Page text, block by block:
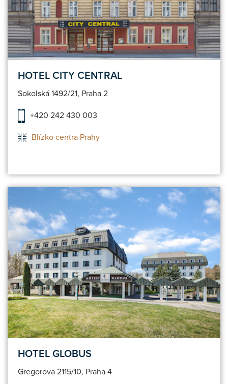
HOTEL CITY CENTRAL
Sokolská 1492/21, Praha 2
+420 242 430 003
Blízko centra Prahy
HOTEL GLOBUS
Gregorova 2115/10, Praha 4